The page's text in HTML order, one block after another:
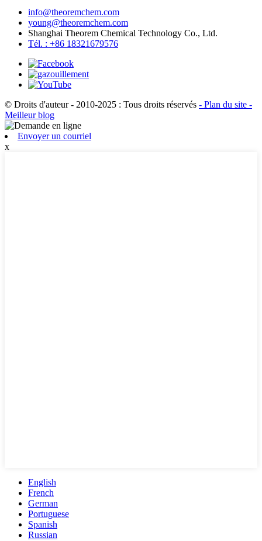
info@theoremchem.com
young@theoremchem.com
Shanghai Theorem Chemical Technology Co., Ltd.
Tél. : +86 18321679576
© Droits d'auteur - 2010-2025 : Tous droits réservés - Plan du site -
Meilleur blog
Envoyer un courriel
x
English
French
German
Portuguese
Spanish
Russian